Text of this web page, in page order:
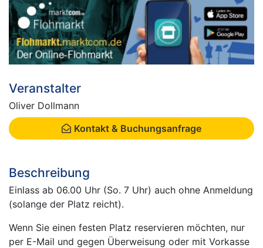
Veranstalter
Oliver Dollmann
Kontakt & Buchungsanfrage
Beschreibung
Einlass ab 06.00 Uhr (So. 7 Uhr) auch ohne Anmeldung
(solange der Platz reicht).
Wenn Sie einen festen Platz reservieren möchten, nur
per E-Mail und gegen Überweisung oder mit Vorkasse